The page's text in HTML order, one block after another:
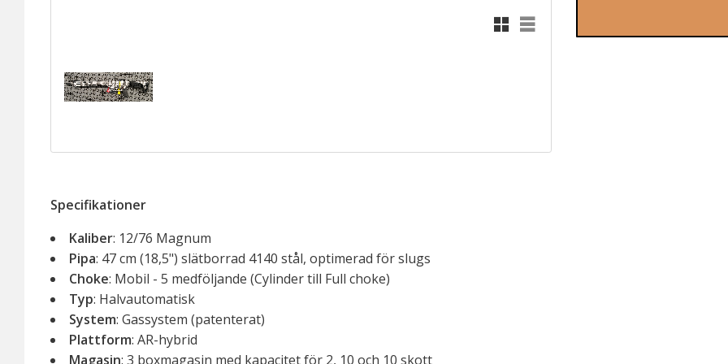
Rutnätsvy
Listvy
Specifikationer
Kaliber: 12/76 Magnum
Pipa: 47 cm (18,5") slätborrad 4140 stål, optimerad för slugs
Choke: Mobil - 5 medföljande (Cylinder till Full choke)
Typ: Halvautomatisk
System: Gassystem (patenterat)
Plattform: AR-hybrid
Magasin: 3 boxmagasin med kapacitet för 2, 10 och 10 skott